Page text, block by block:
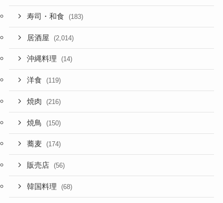
寿司・和食 (183)
居酒屋 (2,014)
沖縄料理 (14)
洋食 (119)
焼肉 (216)
焼鳥 (150)
蕎麦 (174)
販売店 (56)
韓国料理 (68)